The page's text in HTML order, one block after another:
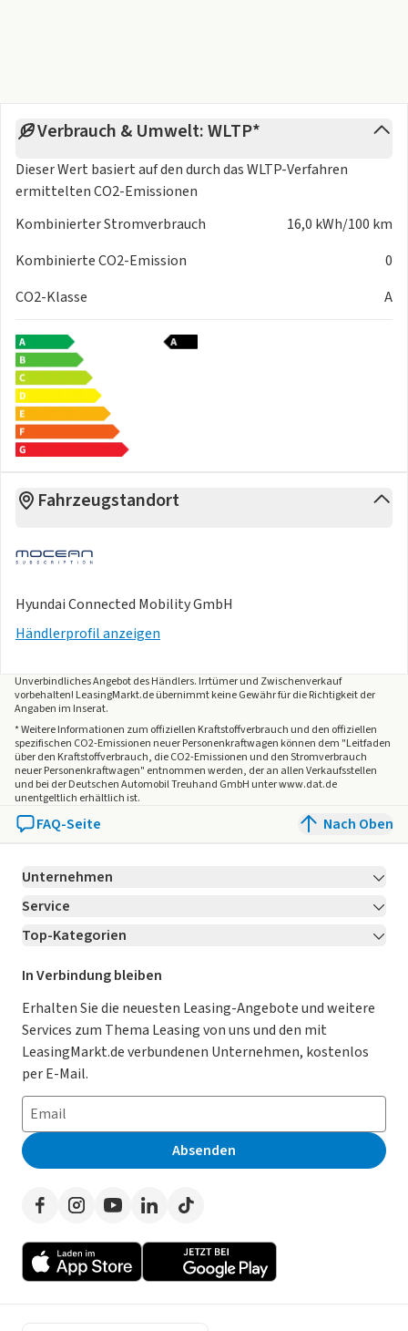
Verbrauch & Umwelt: WLTP*
Dieser Wert basiert auf den durch dasWLTP-Verfahren
ermittelten CO2-Emissionen
Kombinierter Stromverbrauch
16,0 kWh/100 km
Kombinierte CO2-Emission
0
CO2-Klasse
A
Fahrzeugstandort
Hyundai Connected Mobility GmbH
Händlerprofil anzeigen
Unverbindliches Angebot desHändlers. Irrtümer und Zwischenverkauf
vorbehalten! LeasingMarkt.de übernimmt keine Gewähr für die Richtigkeit der
Angaben im Inserat.
* Weitere Informationen zum offiziellen Kraftstoffverbrauch und den offiziellen
spezifischen CO2-Emissionen neuer Personenkraftwagen können dem "Leitfaden
über den Kraftstoffverbrauch, die CO2-Emissionen und den Stromverbrauch
neuer Personenkraftwagen" entnommen werden, der an allen Verkaufsstellen
und bei der Deutschen Automobil Treuhand GmbH unter www.dat.de
unentgeltlich erhältlich ist.
FAQ-Seite Nach Oben
Unternehmen
Über LeasingMarkt.de
Karriere Jetzt bewerben!
Für Händler
Kooperation mit AutoScout24
AGB
Datenschutz
Impressum
Erklärung zur Barrierefreiheit
Presse
Service
Kontakt
Ratgeber
Magazin
Datenschutz-Einstellungen
So funktioniert’s
Häufig gestellte Fragen
Leasing-Lexikon
Auto-Tests
Werben auf LeasingMarkt.de
Top-Kategorien
Leasing Deals
Gebrauchtwagen Leasing
Leasing ohne Anzahlung
E-Auto Leasing
Privatleasing
Leasing-Vergleiche
Herstellerverzeichnis
Händlerverzeichnis
In Verbindung bleiben
Erhalten Sie die neuesten Leasing-Angebote und weitere
Services zum Thema Leasing von uns und den mit
LeasingMarkt.de verbundenen Unternehmen, kostenlos
per E-Mail.
Absenden